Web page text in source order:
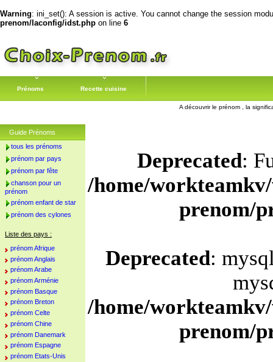
Warning: ini_set(): A session is active. You cannot change the session
prenom/laconfig/idst.php on line 6
Prénoms Recette cuisine
A découvrir le prénom , la
Deprecated:
/home/
prenom/
Deprecated:
/home/
prenom/
Guide Prénoms
tous les prénoms
prénom par pays
prénom par fête
chanson pour un
prénom
prénom enfant de star
prénom des cylones
Liste des pays :
prénom Afrique
prénom Anglais
prénom Arabe
prénom Arménie
prénom Basque
prénom Breton
prénom Celte
prénom Chine
prénom Danemark
prénom Espagne
prénom Etats-Unis